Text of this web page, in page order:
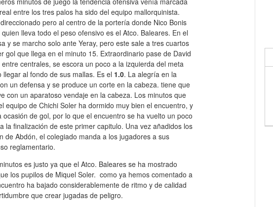
entre los tres palos ha sido del equipo mallorquinista.
pero al centro de la portería donde Nico Bonis
lleva todo el peso ofensivo es el Atco. Baleares. En el
y se marcho solo ante Yeray, pero este sale a tres cuartos
que llega en el minuto 15. Extraordinario pase de David
centrales, se escora un poco a la izquierda del meta
al fondo de sus mallas. Es el 1.0. La alegría en la
un defensa y se produce un corte en la cabeza. tiene que
con un aparatoso vendaje en la cabeza. Los minutos que
equipo de Chichi Soler ha dormido muy bien el encuentro, y
de gol, por lo que el encuentro se ha vuelto un poco
finalización de este primer capitulo. Una vez añadidos los
Abdón, el colegiado manda a los jugadores a sus
reglamentario.
es justo ya que el Atco. Baleares se ha mostrado
los pupilos de Miquel Soler. como ya hemos comentado a
ha bajado considerablemente de ritmo y de calidad
que crear jugadas de peligro.